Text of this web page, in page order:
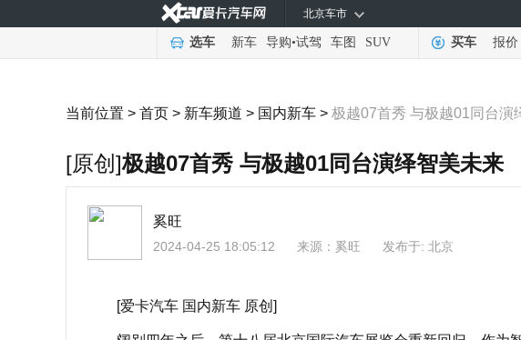
北京车市
选车 新车 导购•试驾 车图 SUV 买车 报价
当前位置 > 首页 > 新车频道 > 国内新车 > 极越07首秀 与极越01同台演
[原创]极越07首秀 与极越01同台演绎智美未来
奚旺
2024-04-25 18:05:12 来源： 奚旺 发布于: 北京
[爱卡汽车 国内新车 原创]